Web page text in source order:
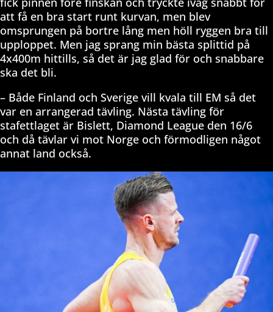
att få en bra start runt kurvan, men blev
omsprungen på bortre lång men höll ryggen bra till
upploppet. Men jag sprang min bästa splittid på
4x400m hittills, så det är jag glad för och snabbare
ska det bli.
– Både Finland och Sverige vill kvala till EM så det
var en arrangerad tävling. Nästa tävling för
stafettlaget är Bislett, Diamond League den 16/6
och då tävlar vi mot Norge och förmodligen något
annat land också.